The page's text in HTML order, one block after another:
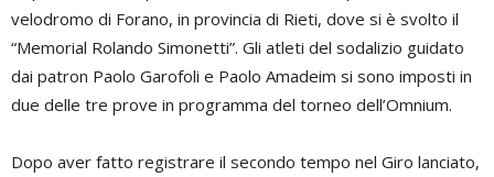
velodromo di Forano, in provincia di Rieti, dove si è svolto il
“Memorial Rolando Simonetti”. Gli atleti del sodalizio guidato
dai patron Paolo Garofoli e Paolo Amadeim si sono imposti in
due delle tre prove in programma del torneo dell’Omnium.
Dopo aver fatto registrare il secondo tempo nel Giro lanciato,